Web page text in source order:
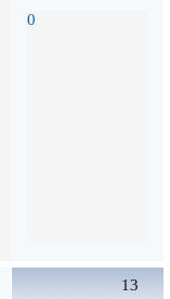
0
13